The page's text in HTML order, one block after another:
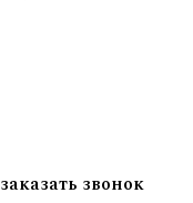
заказать звонок